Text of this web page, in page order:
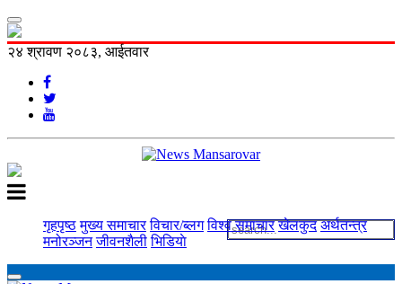
२४ श्रावण २०८३, आईतवार
गृहपृष्ठ मुख्य समाचार विचार/ब्लग विश्व समाचार खेलकुद अर्थतन्त्र
मनोरञ्‍जन जीवनशैली भिडियाे